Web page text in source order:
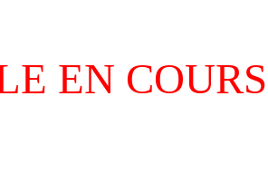
EN